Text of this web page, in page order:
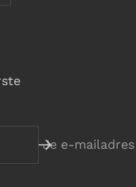
Je e-mailadres